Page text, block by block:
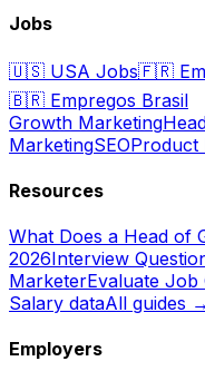
Jobs
🇺🇸 USA Jobs🇫🇷
🇧🇷 Empregos Brasil
Growth Marketing
MarketingSEOProduct
Resources
What Does a Head of
2026Interview
MarketerEvaluate Job
Salary dataAll guides →
Employers